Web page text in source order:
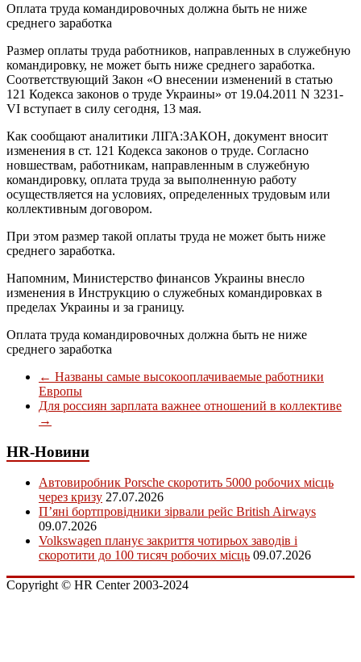
Оплата труда командировочных должна быть не ниже
среднего заработка
Размер оплаты труда работников, направленных в служебную
командировку, не может быть ниже среднего заработка.
Соответствующий Закон «О внесении изменений в статью
121 Кодекса законов о труде Украины» от 19.04.2011 N 3231-
VI вступает в силу сегодня, 13 мая.
Как сообщают аналитики ЛІГА:ЗАКОН, документ вносит
изменения в ст. 121 Кодекса законов о труде. Согласно
новшествам, работникам, направленным в служебную
командировку, оплата труда за выполненную работу
осуществляется на условиях, определенных трудовым или
коллективным договором.
При этом размер такой оплаты труда не может быть ниже
среднего заработка.
Напомним, Министерство финансов Украины внесло
изменения в Инструкцию о служебных командировках в
пределах Украины и за границу.
Оплата труда командировочных должна быть не ниже
среднего заработка
← Названы самые высокооплачиваемые работники
Европы
Для россиян зарплата важнее отношений в коллективе
→
HR-Новини
Автовиробник Porsche скоротить 5000 робочих місць
через кризу 27.07.2026
П’яні бортпровідники зірвали рейс British Airways
09.07.2026
Volkswagen планує закриття чотирьох заводів і
скоротити до 100 тисяч робочих місць 09.07.2026
Copyright © HR Center 2003-2024